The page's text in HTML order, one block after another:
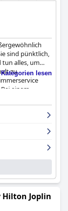
sind pünktlich,
alles, um
zu
einem
lesen
Hilton Joplin